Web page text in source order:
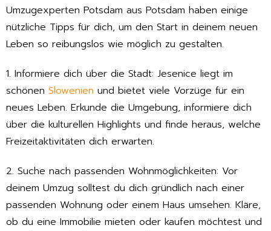
Umzugexperten Potsdam aus Potsdam haben einige
nützliche Tipps für dich, um den Start in deinem neuen
Leben so reibungslos wie möglich zu gestalten.
1. Informiere dich über die Stadt: Jesenice liegt im
schönen Slowenien und bietet viele Vorzüge für ein
neues Leben. Erkunde die Umgebung, informiere dich
über die kulturellen Highlights und finde heraus, welche
Freizeitaktivitäten dich erwarten.
2. Suche nach passenden Wohnmöglichkeiten: Vor
deinem Umzug solltest du dich gründlich nach einer
passenden Wohnung oder einem Haus umsehen. Kläre,
ob du eine Immobilie mieten oder kaufen möchtest und